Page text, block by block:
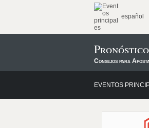
español
Consejos para
EVENTOS